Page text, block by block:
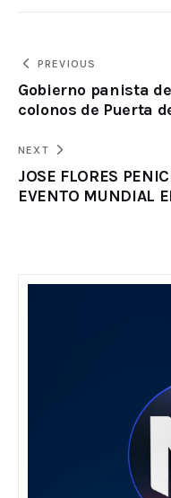
PREVIOUS
Gobierno panista
colonos de Puerta
NEXT
JOSE FLORES
EVENTO MUNDIAL